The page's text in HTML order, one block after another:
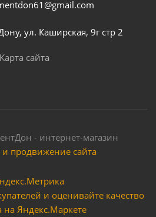
ул. Каширская, 9г стр 2
Карта сайта
- интернет-магазин
и продвижение сайта